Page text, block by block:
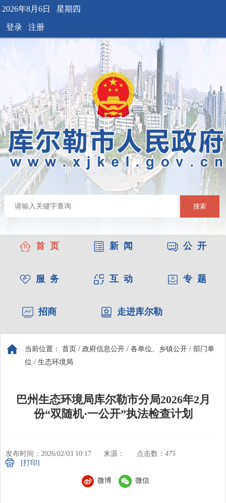
2026年8月6日 星期四
登录 注册
搜索
首 页 新 闻 公 开
服 务 互 动 专 题
招商 走进库尔勒
当前位置： 首页 / 政府信息公开 / 各单位、乡镇公开 / 部门单
位 / 生态环境局
巴州生态环境局库尔勒市分局2026年2月
份“双随机·一公开”执法检查计划
发布时间：2026/02/03 10:17 来源： 点击数： 475
[打印]
微博 微信